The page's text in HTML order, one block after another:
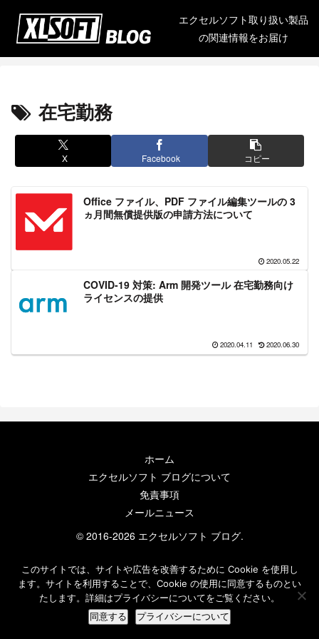
エクセルソフト取り扱い製品
の関連情報をお届け
在宅勤務
X Facebook コピー
Office ファイル、PDF ファイル編集ツールの 3
ヵ月間無償提供版の申請方法について
2020.05.22
COVID-19 対策: Arm 開発ツール 在宅勤務向け
ライセンスの提供
2020.04.11 2020.06.30
ホーム
エクセルソフト ブログについて
免責事項
メールニュース
© 2016-2026 エクセルソフト ブログ.
このサイトでは、サイトや広告を改善するために Cookie を使用し
ます。サイトを利用することで、Cookie の使用に同意するものとい
たします。詳細はプライバシーについてをご覧ください。
同意する プライバシーについて